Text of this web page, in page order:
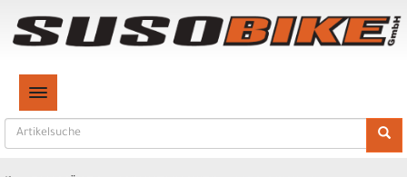
TOGGLE NAVIGATION